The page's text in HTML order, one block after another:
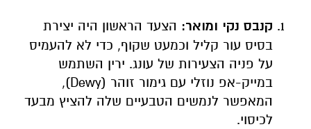
קנבס נקי ומואר: הצעד הראשון היה יצירת
בסיס עור קליל וכמעט שקוף, כדי לא להעמיס
על פניה הצעירות של עונג. ירין השתמש
במייק-אפ נוזלי עם גימור זוהר (Dewy),
המאפשר לנמשים הטבעיים שלה להציץ מבעד
לכיסוי.